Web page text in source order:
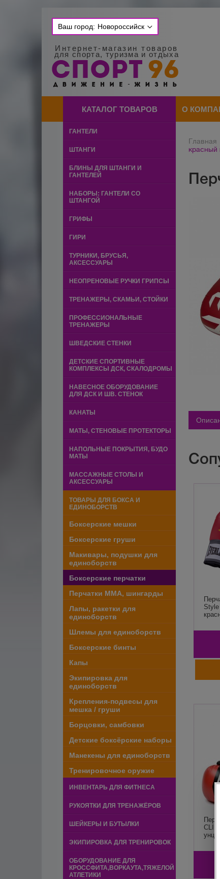
Ваш город: Новороссийск
Интернет-магазин товаров
для спорта, туризма и отдыха
КАТАЛОГ ТОВАРОВ О
ГАНТЕЛИ
ШТАНГИ
БЛИНЫ ДЛЯ ШТАНГИ И
ГАНТЕЛЕЙ
НАБОРЫ: ГАНТЕЛИ СО
ШТАНГОЙ
ГРИФЫ
ГИРИ
ТУРНИКИ, БРУСЬЯ,
АКСЕССУАРЫ
НЕОПРЕНОВЫЕ РУЧКИ ГРИПСЫ
ТРЕНАЖЕРЫ, СКАМЬИ, СТОЙКИ
ПРОФЕССИОНАЛЬНЫЕ
ТРЕНАЖЕРЫ
ШВЕДСКИЕ СТЕНКИ
ДЕТСКИЕ СПОРТИВНЫЕ
КОМПЛЕКСЫ ДСК, СКАЛОДРОМЫ
НАВЕСНОЕ ОБОРУДОВАНИЕ
ДЛЯ ДСК И ШВ. СТЕНОК
КАНАТЫ
МАТЫ, СТЕНОВЫЕ ПРОТЕКТОРЫ
НАПОЛЬНЫЕ ПОКРЫТИЯ, БУДО
МАТЫ
МАССАЖНЫЕ СТОЛЫ И
АКСЕССУАРЫ
ТОВАРЫ ДЛЯ БОКСА И
ЕДИНОБОРСТВ
Боксерские мешки
Боксерские груши
Макивары, подушки для
единоборств
Боксерские перчатки
Перчатки ММА, шингарды
Лапы, ракетки для
единоборств
Шлемы для единоборств
Боксерские бинты
Капы
Экипировка для
единоборств
Крепления-подвесы для
мешка / груши
Борцовки, самбовки
Детские боксёрские наборы
Манекены для единоборств
Тренировочное оружие
ИНВЕНТАРЬ ДЛЯ ФИТНЕСА
РУКОЯТКИ ДЛЯ ТРЕНАЖЁРОВ
ШЕЙКЕРЫ И БУТЫЛКИ
ЭКИПИРОВКА ДЛЯ ТРЕНИРОВОК
ОБОРУДОВАНИЕ ДЛЯ
КРОССФИТА,ВОРКАУТА,ТЯЖЕЛОЙ
АТЛЕТИКИ
Главная
красный
Style